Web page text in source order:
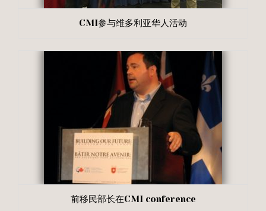
CMI参与维多利亚华人活动
前移民部长在CMI conference